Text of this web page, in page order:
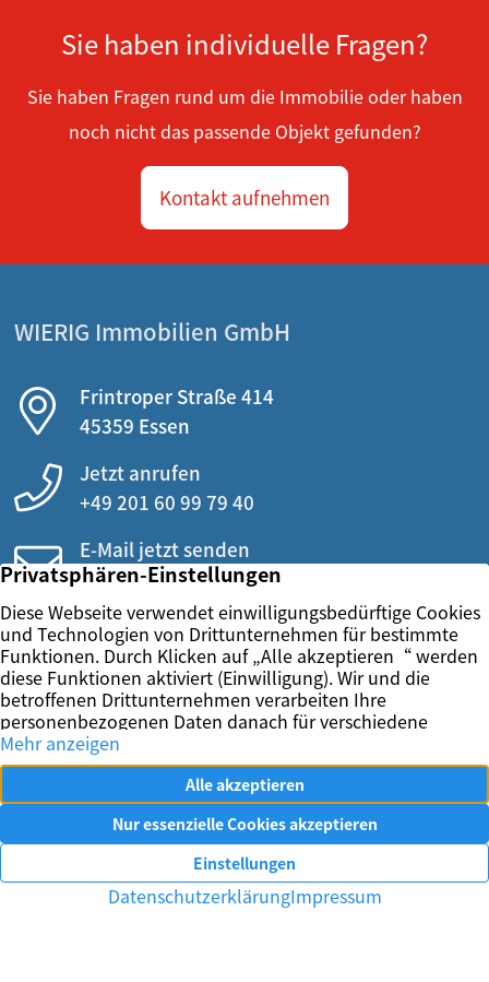
Sie haben individuelle Fragen?
Sie haben Fragen rund um die Immobilie oder haben
noch nicht das passende Objekt gefunden?
Kontakt aufnehmen
WIERIG Immobilien GmbH
Frintroper Straße 414
45359 Essen
Jetzt anrufen
+49 201 60 99 79 40
E-Mail jetzt senden
info@wierig.eu